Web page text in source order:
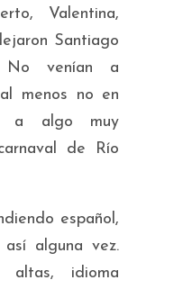
Valentina,
Santiago
No venían a
menos no en
a algo muy
de Río
español,
alguna vez.
altas, idioma